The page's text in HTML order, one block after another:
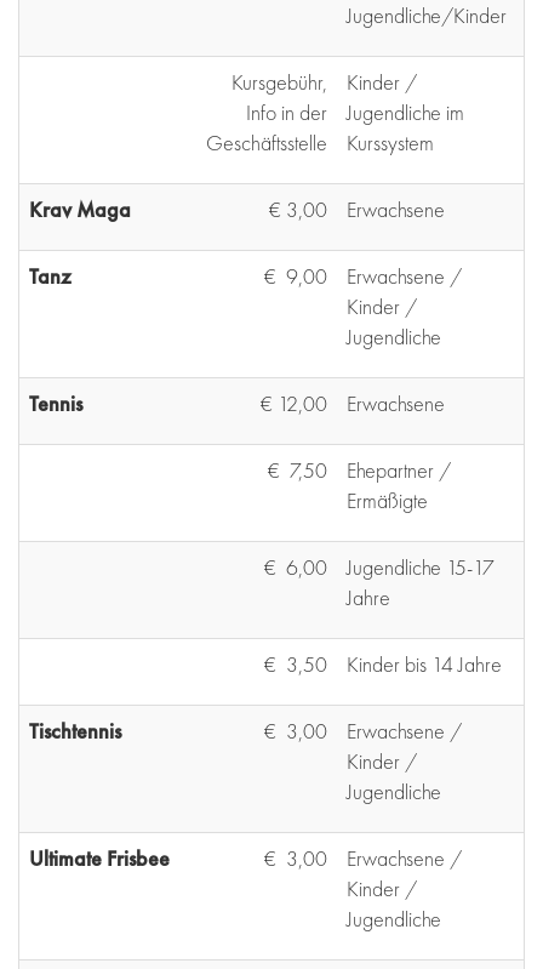
Jugendliche/Kinder
Kursgebühr,
Info in der
Geschäftsstelle
Kinder /
Jugendliche im
Kurssystem
Krav Maga € 3,00 Erwachsene
Tanz € 9,00
Erwachsene /
Kinder /
Jugendliche
Tennis € 12,00 Erwachsene
€ 7,50
Ehepartner /
Ermäßigte
€ 6,00
Jugendliche 15-17
Jahre
€ 3,50 Kinder bis 14 Jahre
Tischtennis € 3,00
Erwachsene /
Kinder /
Jugendliche
Ultimate Frisbee € 3,00
Erwachsene /
Kinder /
Jugendliche